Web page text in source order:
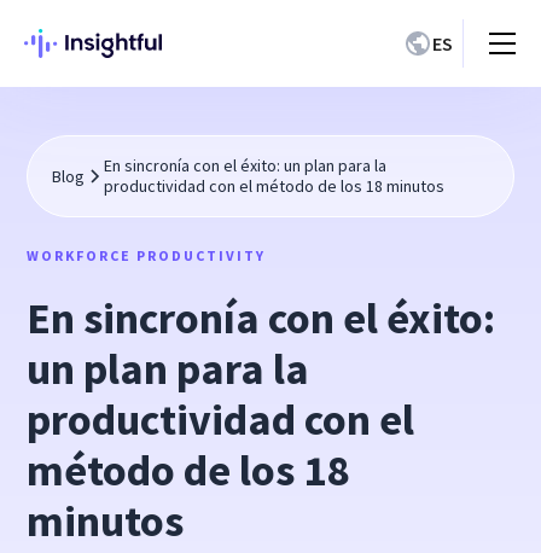
ES
Blog
En sincronía con el éxito: un plan para la
productividad con el método de los 18 minutos
WORKFORCE PRODUCTIVITY
En sincronía con el éxito:
un plan para la
productividad con el
método de los 18
minutos